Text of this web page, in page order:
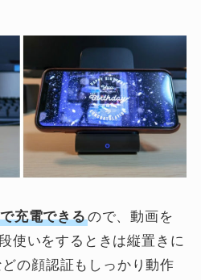
充電できるので、動画を
使いをするときは縦置きに
の顔認証もしっかり動作